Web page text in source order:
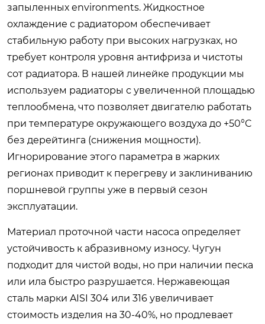
запыленных environments. Жидкостное
охлаждение с радиатором обеспечивает
стабильную работу при высоких нагрузках, но
требует контроля уровня антифриза и чистоты
сот радиатора. В нашей линейке продукции мы
используем радиаторы с увеличенной площадью
теплообмена, что позволяет двигателю работать
при температуре окружающего воздуха до +50°C
без дерейтинга (снижения мощности).
Игнорирование этого параметра в жарких
регионах приводит к перегреву и заклиниванию
поршневой группы уже в первый сезон
эксплуатации.
Материал проточной части насоса определяет
устойчивость к абразивному износу. Чугун
подходит для чистой воды, но при наличии песка
или ила быстро разрушается. Нержавеющая
сталь марки AISI 304 или 316 увеличивает
стоимость изделия на 30-40%, но продлевает